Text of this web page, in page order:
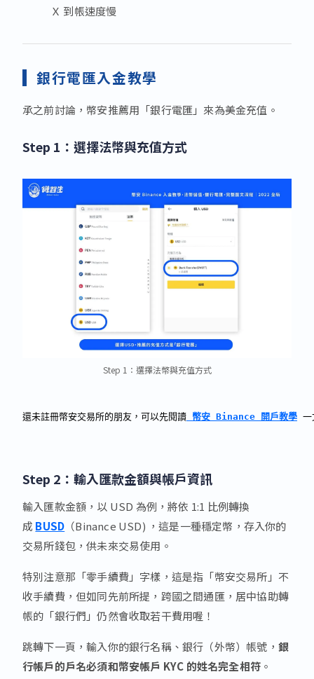
Ｘ 到帳速度慢
銀行電匯入金教學
承之前討論，幣安推薦用「銀行電匯」來為美金充值。
Step 1：選擇法幣與充值方式
Step 1：選擇法幣與充值方式
還未註冊幣安交易所的朋友，可以先閱讀 幣安 Binance 開戶教學 一
Step 2：輸入匯款金額與帳戶資訊
輸入匯款金額，以 USD 為例，將依 1:1 比例轉換
成 BUSD （Binance USD) ，這是一種穩定幣，存入你的
交易所錢包，供未來交易使用。
特別注意那「零手續費」字樣，這是指「幣安交易所」不
收手續費，但如同先前所提，跨國之間通匯，居中協助轉
帳的「銀行們」仍然會收取若干費用喔！
跳轉下一頁，輸入你的銀行名稱、銀行（外幣）帳號， 銀
行帳戶的戶名必須和幣安帳戶 KYC 的姓名完全相符 。